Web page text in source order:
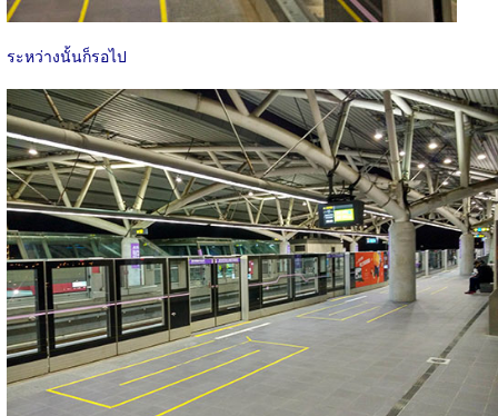
ระหว่างนั้นก็รอไป